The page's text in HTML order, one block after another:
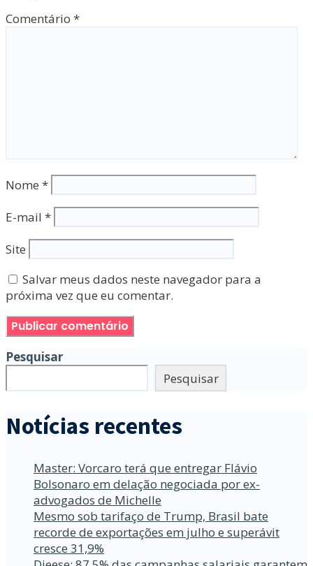
Comentário *
Nome *
E-mail *
Site
Salvar meus dados neste navegador para a
próxima vez que eu comentar.
Pesquisar
Pesquisar
Notícias recentes
Master: Vorcaro terá que entregar Flávio
Bolsonaro em delação negociada por ex-
advogados de Michelle
Mesmo sob tarifaço de Trump, Brasil bate
recorde de exportações em julho e superávit
cresce 31,9%